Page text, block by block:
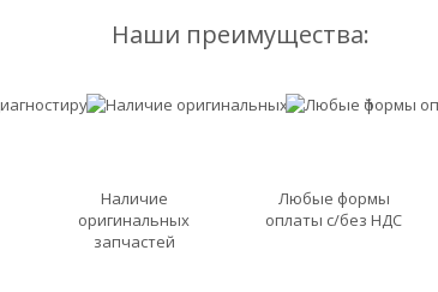
Наши преимущества:
Наличие
оригинальных
запчастей
Любые формы
оплаты с/без НДС